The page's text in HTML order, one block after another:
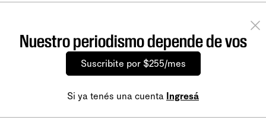
Nuestro periodismo depende de vos
Suscribite por $255/mes
Si ya tenés una cuenta Ingresá